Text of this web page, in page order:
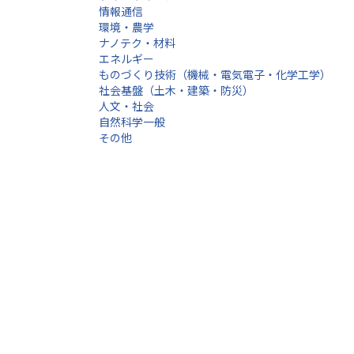
情報通信
環境・農学
ナノテク・材料
エネルギー
ものづくり技術（機械・電気電子・化学工学）
社会基盤（土木・建築・防災）
人文・社会
自然科学一般
その他